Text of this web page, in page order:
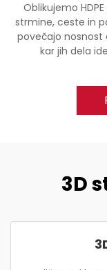
Oblikujemo
strmine, ceste in
povečajo nosnost
kar jih dela
3D